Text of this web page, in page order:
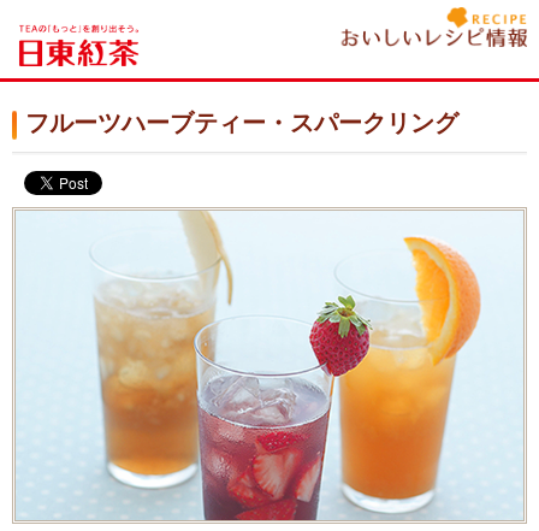
フルーツハーブティー・スパークリング